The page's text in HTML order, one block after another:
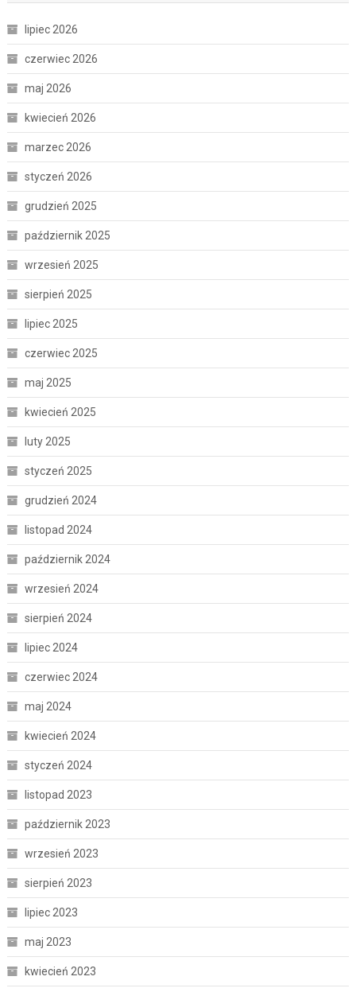
lipiec 2026
czerwiec 2026
maj 2026
kwiecień 2026
marzec 2026
styczeń 2026
grudzień 2025
październik 2025
wrzesień 2025
sierpień 2025
lipiec 2025
czerwiec 2025
maj 2025
kwiecień 2025
luty 2025
styczeń 2025
grudzień 2024
listopad 2024
październik 2024
wrzesień 2024
sierpień 2024
lipiec 2024
czerwiec 2024
maj 2024
kwiecień 2024
styczeń 2024
listopad 2023
październik 2023
wrzesień 2023
sierpień 2023
lipiec 2023
maj 2023
kwiecień 2023